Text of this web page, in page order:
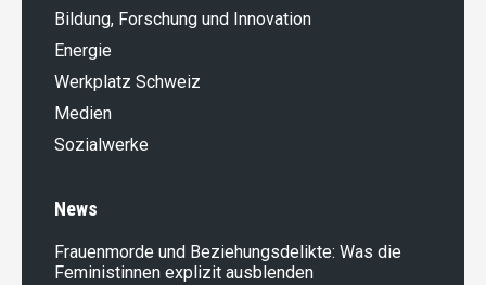
Bildung, Forschung und Innovation
Energie
Werkplatz Schweiz
Medien
Sozialwerke
News
Frauenmorde und Beziehungsdelikte: Was die
Feministinnen explizit ausblenden